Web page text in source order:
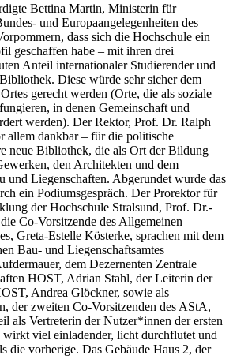
Bettina Martin, Ministerin für
und Europaangelegenheiten des
dass sich die Hochschule ein
geschaffen habe – mit ihren drei
Anteil internationaler Studierender und
Diese würde sehr sicher dem
gerecht werden (Orte, die als soziale
in denen Gemeinschaft und
werden). Der Rektor, Prof. Dr. Ralph
allem dankbar – für die politische
neue Bibliothek, die als Ort der Bildung
den Architekten und dem
und Liegenschaften. Abgerundet wurde das
ein Podiumsgespräch. Der Prorektor für
der Hochschule Stralsund, Prof. Dr.-
Co-Vorsitzende des Allgemeinen
Greta-Estelle Kösterke, sprachen mit dem
Bau- und Liegenschaftsamtes
dem Dezernenten Zentrale
HOST, Adrian Stahl, der Leiterin der
Andrea Glöckner, sowie als
der zweiten Co-Vorsitzenden des AStA,
als Vertreterin der Nutzer*innen der ersten
viel einladender, licht durchflutet und
die vorherige. Das Gebäude Haus 2, der